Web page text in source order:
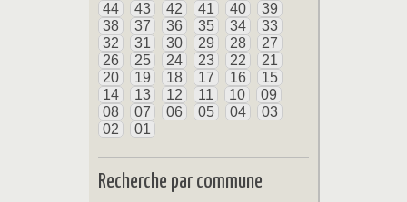
44
43 42 41 40
39
38
37 36 35 34
33
32
31 30 29 28
27
26
25 24 23 22
21
20
19 18 17 16
15
14
13 12 11 10
09
08
07 06 05 04
03
02
01
Recherche par commune